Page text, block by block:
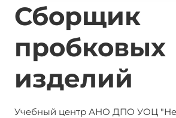
Сборщик
пробковых
изделий
Учебный центр АНО ДПО УОЦ